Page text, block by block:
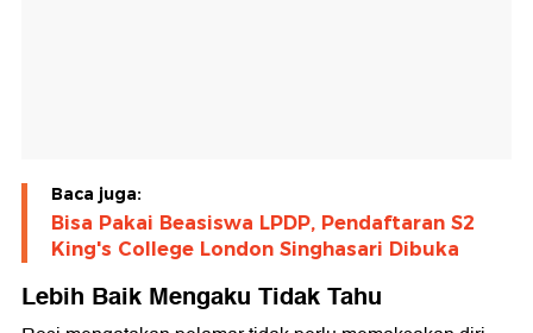
Baca juga:
Bisa Pakai Beasiswa LPDP, Pendaftaran S2
King's College London Singhasari Dibuka
Lebih Baik Mengaku Tidak Tahu